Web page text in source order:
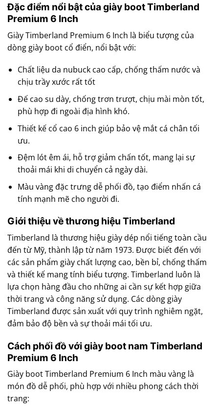
Đặc điểm nổi bật của giày boot Timberland
Premium 6 Inch
Giày Timberland Premium 6 Inch là biểu tượng của
dòng giày boot cổ điển, nổi bật với:
Chất liệu da nubuck cao cấp, chống thấm nước và
chịu trầy xước rất tốt
Đế cao su dày, chống trơn trượt, chịu mài mòn tốt,
phù hợp đi ngoài địa hình khó.
Thiết kế cổ cao 6 inch giúp bảo vệ mắt cá chân tối
ưu.
Đệm lót êm ái, hỗ trợ giảm chấn tốt, mang lại sự
thoải mái khi di chuyển cả ngày dài.
Màu vàng đặc trưng dễ phối đồ, tạo điểm nhấn cá
tính mạnh mẽ cho người đi.
Giới thiệu về thương hiệu Timberland
Timberland là thương hiệu giày dép nổi tiếng toàn cầu
đến từ Mỹ, thành lập từ năm 1973. Được biết đến với
các sản phẩm giày chất lượng cao, bền bỉ, chống thấm
và thiết kế mang tính biểu tượng. Timberland luôn là
lựa chọn hàng đầu cho những ai cần sự kết hợp giữa
thời trang và công năng sử dụng. Các dòng giày
Timberland được sản xuất với quy trình nghiêm ngặt,
đảm bảo độ bền và sự thoải mái tối ưu.
Cách phối đồ với giày boot nam Timberland
Premium 6 Inch
Giày boot Timberland Premium 6 Inch màu vàng là
món đồ dễ phối, phù hợp với nhiều phong cách thời
trang: